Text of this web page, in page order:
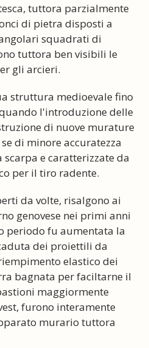
tuttora parzialmente
di pietra disposti a
squadrati di
tuttora ben visibili le
gli arcieri.
struttura medioevale fino
l'introduzione delle
di nuove murature
di minore accuratezza
e caratterizzate da
per il tiro radente.
da volte, risalgono ai
genovese nei primi anni
periodo fu aumentata la
dei proiettili da
elastico dei
bagnata per faciltarne il
maggiormente
furono interamente
murario tuttora